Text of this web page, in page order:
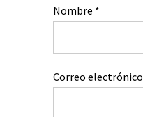
Nombre *
Correo electrónico